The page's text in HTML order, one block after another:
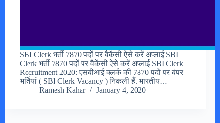
SBI Clerk भर्ती 7870 पदों पर वैकेंसी ऐसे करें अप्लाई SBI
Clerk भर्ती 7870 पदों पर वैकेंसी ऐसे करें अप्लाई SBI Clerk
Recruitment 2020: एसबीआई क्लर्क की 7870 पदों पर बंपर
भर्तियां ( SBI Clerk Vacancy ) निकली हैं. भारतीय…
Ramesh Kahar
January 4, 2020